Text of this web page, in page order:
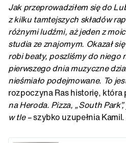
Jak przeprowadziłem się do
z kilku tamtejszych składów
różnymi ludźmi, aż jeden z
studia ze znajomym. Okazał
robi beaty, poszliśmy do niego
pierwszego dnia muzyczne
nieśmiało podejmowane. To
rozpoczyna Ras historię, która
na Heroda. Pizza, „South
w tle –szybko uzupełnia Kamil.